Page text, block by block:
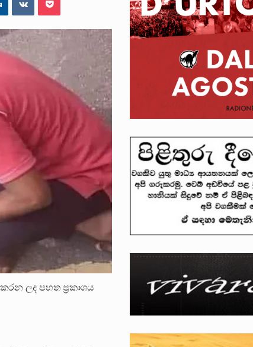
කරන මහ වැව" නම් නකතාවක්…
වයස සම්බන්ධයෙන් නිහඬව සිටින ලෙස තමාට දැනුම් දුන්…
වීරරාජ් සහ කුගන් මුරුගානන්දන් යාපනයේදී අතුරුදන්…
විරහිත ප්‍රශ්න මේ සියලු ප්‍රශ්නවලට තනි…
ලද පහත ප්‍රකාශය